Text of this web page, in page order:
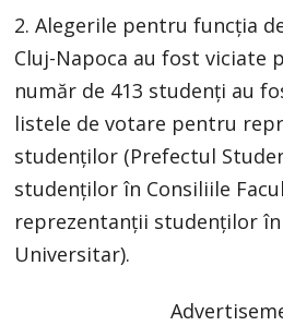
2. Alegerile pentru funcția
Cluj-Napoca au fost viciate
număr de 413 studenți au
listele de votare pentru
studenților (Prefectul
studenților în Consiliile
reprezentanții studenților în
Universitar).